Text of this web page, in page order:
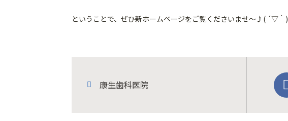
ということで、ぜひ新ホームページをご覧くださいませ〜♪( ´▽｀)
康生歯科医院